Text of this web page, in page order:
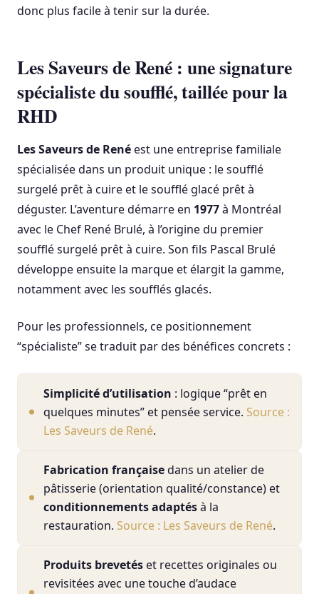
donc plus facile à tenir sur la durée.
Les Saveurs de René : une signature
spécialiste du soufflé, taillée pour la
RHD
Les Saveurs de Renéest une entreprise familiale
spécialisée dans un produit unique : le soufflé
surgelé prêt à cuire et le soufflé glacé prêt à
déguster. L’aventure démarre en 1977à Montréal
avec le Chef René Brulé, à l’origine du premier
soufflé surgelé prêt à cuire. Son fils Pascal Brulé
développe ensuite la marque et élargit la gamme,
notamment avec les soufflés glacés.
Pour les professionnels, ce positionnement
“spécialiste” se traduit par des bénéfices concrets :
Simplicité d’utilisation : logique “prêt en
quelques minutes” et pensée service. Source :
Les Saveurs de René.
Fabrication françaisedans un atelier de
pâtisserie (orientation qualité/constance) et
conditionnements adaptésà la
restauration. Source : Les Saveurs de René.
Produits brevetés et recettes originales ou
revisitées avec une touche d’audace